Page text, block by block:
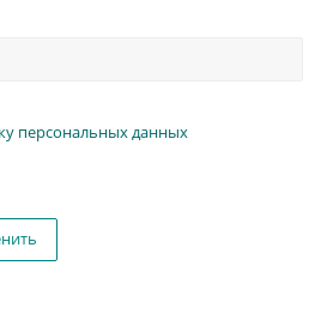
персональных данных